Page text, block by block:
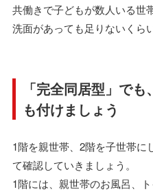
共働きで子どもが数人いる世
洗面があっても足りないくら
「完全同居型」で
も付けましょう
1階を親世帯、2階を子世帯に
て確認していきましょう。
1階には、親世帯のお風呂、